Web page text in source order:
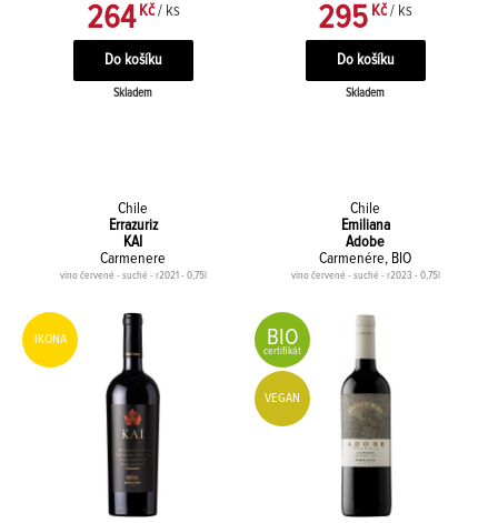
264 Kč / ks
Skladem
295 Kč / ks
Skladem
Chile
Errazuriz
KAI
Carmenere
víno červené - suché - r2021 - 0,75l
IKONA
Chile
Emiliana
Adobe
Carmenére, BIO
víno červené - suché - r2023 - 0,75l
BIO
certifikát
VEGAN